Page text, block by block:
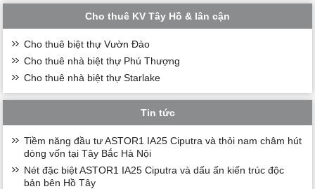
Cho thuê KV Tây Hồ & lân cận
Cho thuê biệt thự Vườn Đào
Cho thuê nhà biệt thự Phú Thượng
Cho thuê nhà biệt thự Starlake
Tin tức
Tiềm năng đầu tư ASTOR1 IA25 Ciputra và thỏi nam châm hút
dòng vốn tại Tây Bắc Hà Nội
Nét đặc biệt ASTOR1 IA25 Ciputra và dấu ấn kiến trúc độc
bản bên Hồ Tây